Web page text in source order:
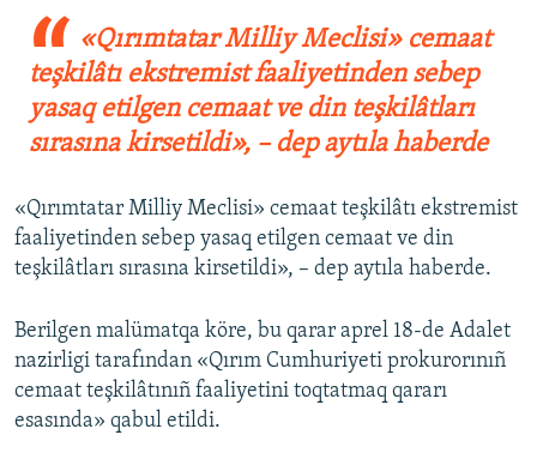
«Qırımtatar Milliy Meclisi» cemaat
teşkilâtı ekstremist faaliyetinden sebep
yasaq etilgen cemaat ve din teşkilâtları
sırasına kirsetildi», – dep aytıla haberde
«Qırımtatar Milliy Meclisi» cemaat teşkilâtı ekstremist
faaliyetinden sebep yasaq etilgen cemaat ve din
teşkilâtları sırasına kirsetildi», – dep aytıla haberde.
Berilgen malümatqa köre, bu qarar aprel 18-de Adalet
nazirligi tarafından «Qırım Cumhuriyeti prokurorınıñ
cemaat teşkilâtınıñ faaliyetini toqtatmaq qararı
esasında» qabul etildi.